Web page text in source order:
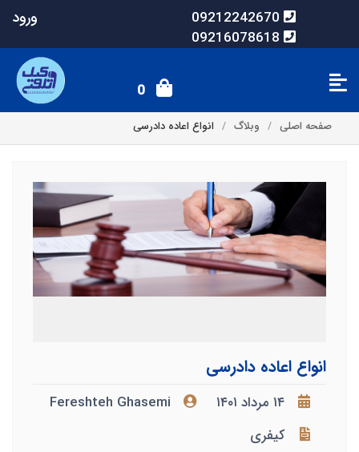
09212242670
09216078618
ورود
0
صفحه اصلی وبلاگ انواع اعاده دادرسی
انواع اعاده دادرسی
۱۴ مرداد ۱۴۰۱
Fereshteh Ghasemi
کیفری